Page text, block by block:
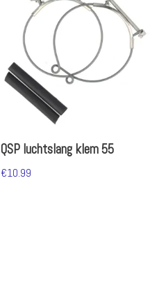
QSP luchtslang klem 55
€10.99